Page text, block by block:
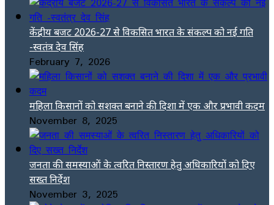
केंद्रीय बजट 2026-27 से विकसित भारत के संकल्प को नई गति
-स्वतंत्र देव सिंह
February 7, 2026
महिला किसानों को सशक्त बनाने की दिशा में एक और प्रभावी कदम
November 8, 2025
जनता की समस्याओं के त्वरित निस्तारण हेतु अधिकारियों को दिए
सख्त निर्देश
November 3, 2025